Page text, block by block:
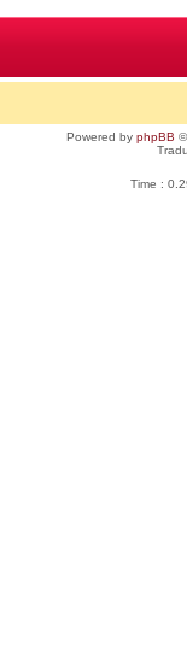
Powered by phpBB
Time :